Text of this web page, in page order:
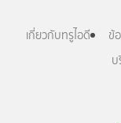
เกี่ยวกับทรูไอดี ข้
บ